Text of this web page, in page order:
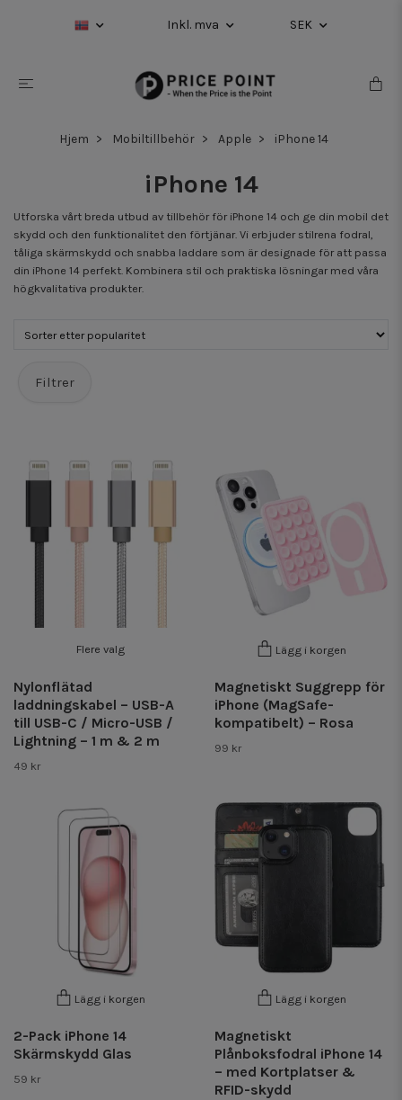
Inkl. mva SEK
Hjem Mobiltillbehör Apple iPhone 14
iPhone 14
Utforska vårt breda utbud av tillbehör för iPhone 14 och ge din mobil det
skydd och den funktionalitet den förtjänar. Vi erbjuder stilrena fodral,
tåliga skärmskydd och snabba laddare som är designade för att passa
din iPhone 14 perfekt. Kombinera stil och praktiska lösningar med våra
högkvalitativa produkter.
Filtrer
Flere valg
Nylonflätad
laddningskabel – USB-A
till USB-C / Micro-USB /
Lightning – 1 m & 2 m
49 kr
Lägg i korgen
Magnetiskt Suggrepp för
iPhone (MagSafe-
kompatibelt) – Rosa
99 kr
Lägg i korgen
2-Pack iPhone 14
Skärmskydd Glas
59 kr
Lägg i korgen
Magnetiskt
Plånboksfodral iPhone 14
– med Kortplatser &
RFID-skydd